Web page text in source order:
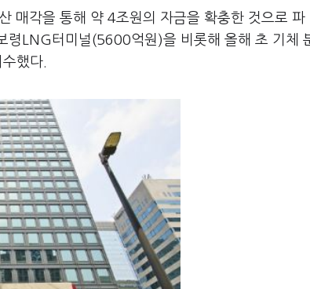
매각을 통해 약 4조원의 자금을 확충한 것으로 파
LNG터미널(5600억원)을 비롯해 올해 초 기체
했다.